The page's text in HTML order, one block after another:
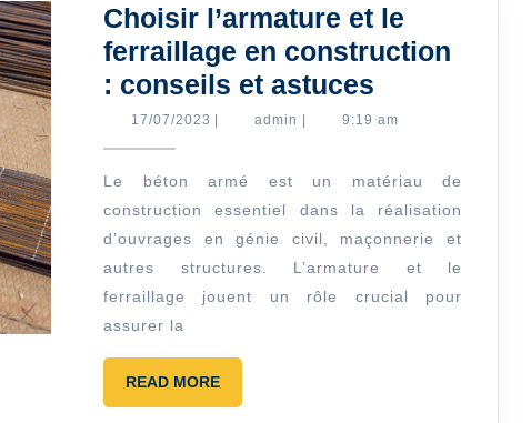
Choisir l’armature et le
ferraillage en construction
: conseils et astuces
l’armature
le
ferraillage
en
construction
17/07/2023 17/07/2023
| admin admin
| 9:19 am
Le béton armé est un matériau de
construction essentiel dans la réalisation
d’ouvrages en génie civil, maçonnerie et
autres structures. L’armature et le
ferraillage jouent un rôle crucial pour
assurer la
READ MOREREAD
MORE